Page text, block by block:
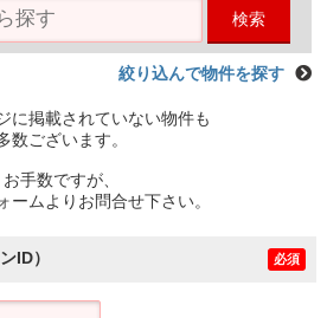
検索
絞り込んで物件を探す
に掲載されていない物件も
数ございます。
お手数ですが、
ームよりお問合せ下さい。
ID） 必須